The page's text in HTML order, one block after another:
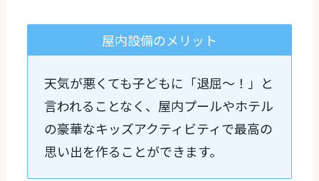
屋内設備のメリット
天気が悪くても子どもに「退屈〜！」と
言われることなく、屋内プールやホテル
の豪華なキッズアクティビティで最高の
思い出を作ることができます。